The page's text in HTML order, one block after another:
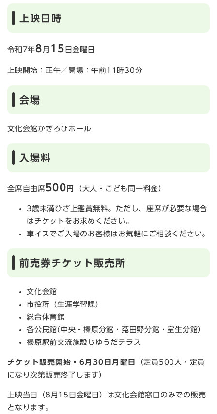
上映日時
令和7年8 月 15 日金曜日
上映開始：正午／開場：午前11時30分
会場
文化会館かぎろひホール
入場料
全席自由席500 円 （大人・こども同一料金）
3歳未満ひざ上鑑賞無料。ただし、座席が必要な場合
はチケットをお求めください。
車イスでご入場のお客様はお気軽にご相談ください。
前売券チケット販売所
文化会館
市役所（生涯学習課）
総合体育館
各公民館(中央・榛原分館・菟田野分館・室生分館）
榛原駅前交流施設じゆうだテラス
チケット販売開始・6月30日月曜日
（定員500人・定員
になり次第販売終了します）
上映当日（8月15日金曜日）は文化会館窓口のみでの販売
となります。